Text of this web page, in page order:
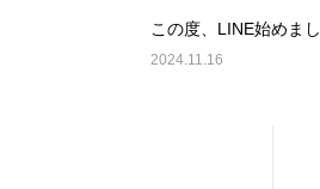
この度、LINE始めまし
2024.11.16